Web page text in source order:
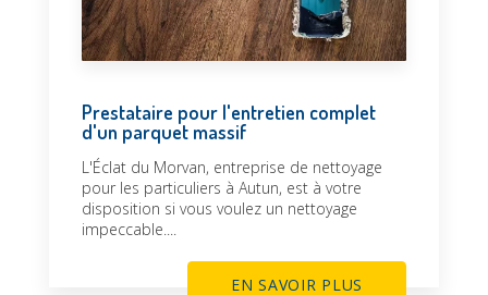
Prestataire pour l'entretien complet
d'un parquet massif
L'Éclat du Morvan, entreprise de nettoyage
pour les particuliers à Autun, est à votre
disposition si vous voulez un nettoyage
impeccable....
EN SAVOIR PLUS